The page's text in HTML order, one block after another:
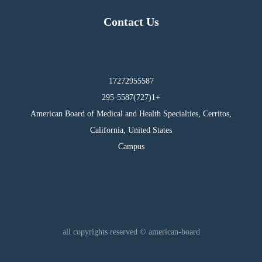
Contact Us
17272955587
295-5587(727)1+
American Board of Medical and Health Specialties, Cerritos,
California, United States
Campus
all copyrights reserved © american-board